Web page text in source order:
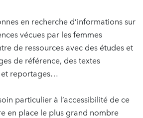
en recherche d’informations sur
vécues par les femmes
de ressources avec des études et
de référence, des textes
et reportages…
particulier à l’accessibilité de ce
en place le plus grand nombre